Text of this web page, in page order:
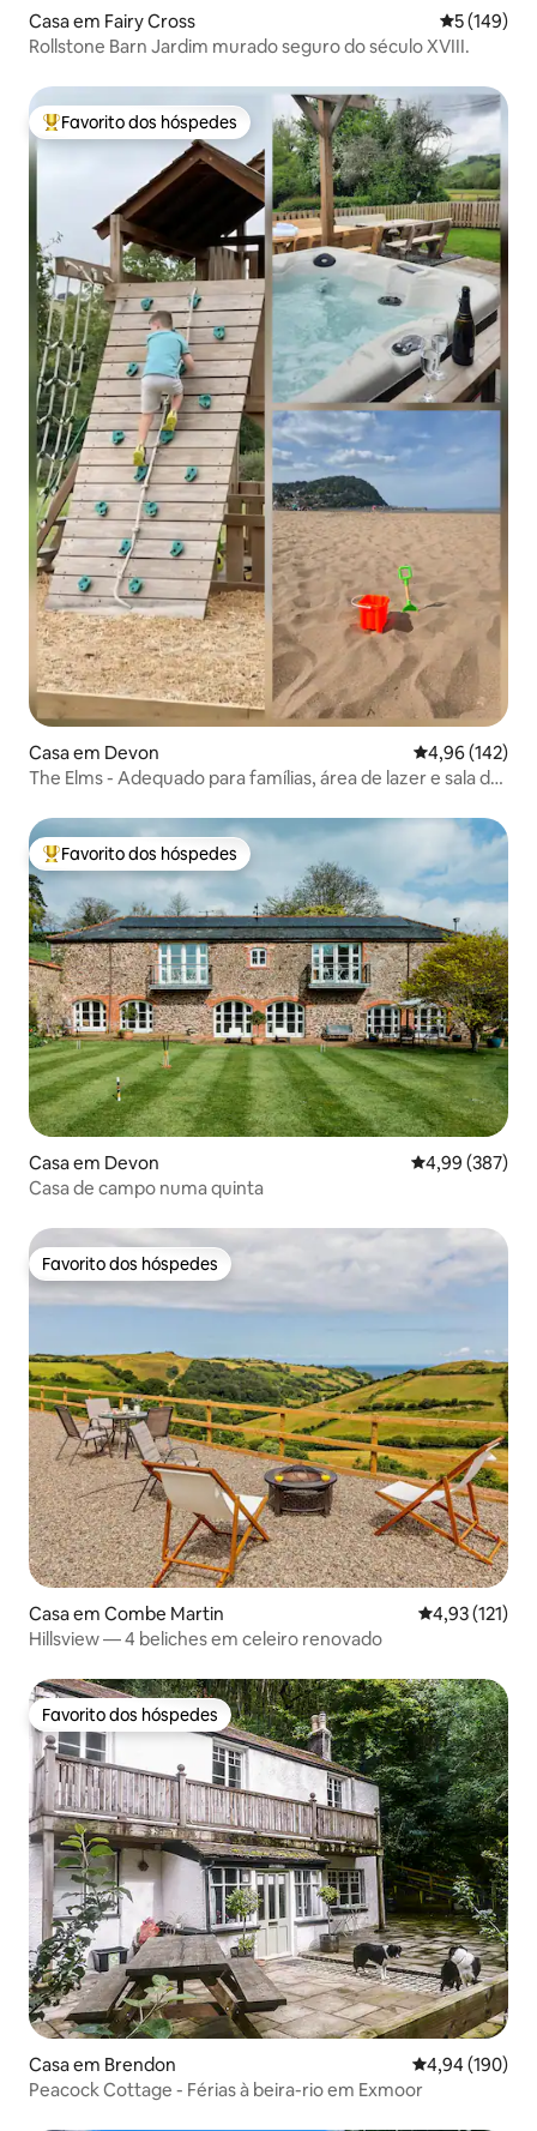
Casa em Fairy Cross
5 (149)
Rollstone Barn Jardim murado seguro do século XVIII.
Favoritos dos hóspedes mais apreciados
Favorito dos hóspedes
Casa em Devon Classificação
4,96 (142)
The Elms - Adequado para famílias, área de lazer e sala de
Favoritos dos hóspedes mais apreciados
Favorito dos hóspedes
Casa em Devon Classificação
4,99 (387)
Casa de campo numa quinta
Favorito dos hóspedes
Favorito dos hóspedes
Casa em Combe Martin Classificação
4,93 (121)
Hillsview — 4 beliches em celeiro renovado
Favorito dos hóspedes
Favorito dos hóspedes
Casa em Brendon Classificação
4,94 (190)
Peacock Cottage - Férias à beira-rio em Exmoor